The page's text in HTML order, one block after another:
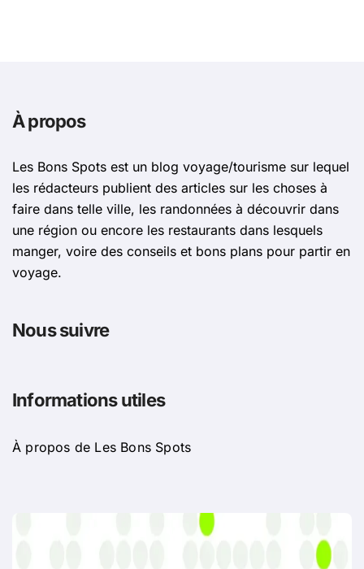
À propos
Les Bons Spots est un blog voyage/tourisme sur lequel
les rédacteurs publient des articles sur les choses à
faire dans telle ville, les randonnées à découvrir dans
une région ou encore les restaurants dans lesquels
manger, voire des conseils et bons plans pour partir en
voyage.
Nous suivre
Informations utiles
À propos de Les Bons Spots